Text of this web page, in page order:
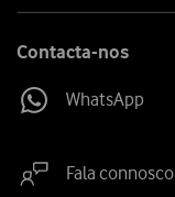
Contacta-nos
WhatsApp
Fala connosco